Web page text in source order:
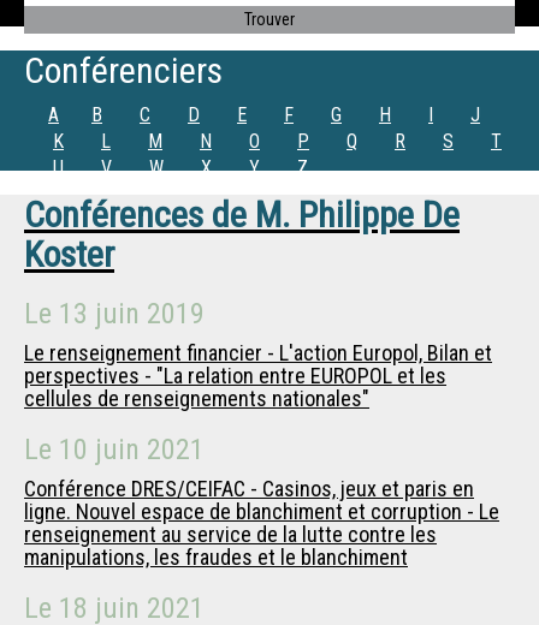
Conférenciers
A B C D E F G H I
J
K
L M N O P Q R S
T
U
V W X Y Z
Conférences de M. Philippe De
Koster
Le 13 juin 2019
Le renseignement financier - L'action Europol, Bilan et
perspectives - "La relation entre EUROPOL et les
cellules de renseignements nationales"
Le 10 juin 2021
Conférence DRES/CEIFAC - Casinos, jeux et paris en
ligne. Nouvel espace de blanchiment et corruption - Le
renseignement au service de la lutte contre les
manipulations, les fraudes et le blanchiment
Le 18 juin 2021